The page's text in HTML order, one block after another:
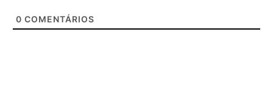
0 COMENTÁRIOS